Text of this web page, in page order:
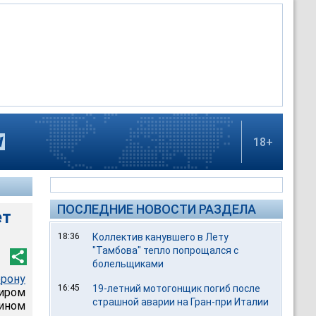
18+
ПОСЛЕДНИЕ НОВОСТИ РАЗДЕЛА
18:36
Коллектив канувшего в Лету
"Тамбова" тепло попрощался с
болельщиками
16:45
19-летний мотогонщик погиб после
страшной аварии на Гран-при Италии